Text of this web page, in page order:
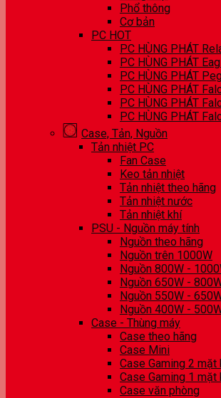
Phổ thông
Cơ bản
PC HOT
PC HÙNG PHÁT
PC HÙNG PHÁT
PC HÙNG PHÁT
PC HÙNG PHÁT
PC HÙNG PHÁT
PC HÙNG PHÁT
Case, Tản, Nguồn
Tản nhiệt PC
Fan Case
Keo tản nhiệt
Tản nhiệt theo hãng
Tản nhiệt nước
Tản nhiệt khí
PSU - Nguồn máy tính
Nguồn theo hãng
Nguồn trên 1000W
Nguồn 800W -
Nguồn 650W -
Nguồn 550W -
Nguồn 400W -
Case - Thùng máy
Case theo hãng
Case Mini
Case Gaming 2 mặt
Case Gaming 1 mặt
Case văn phòng